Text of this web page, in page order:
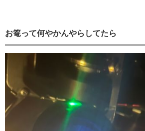
お篭って何やかんやらしてたら